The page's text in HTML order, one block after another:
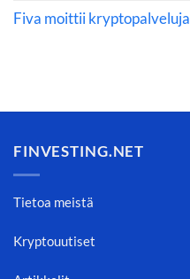
Fiva moittii kryptopalveluja
FINVESTING.NET
Tietoa meistä
Kryptouutiset